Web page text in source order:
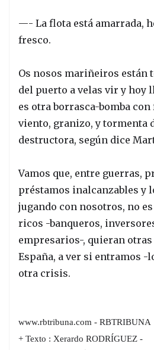
—- La flota está amarrada,
fresco.
Os nosos mariñeiros están
del puerto a velas vir y hoy
es otra borrasca-bomba
viento, granizo, y tormenta
destructora, según dice
Vamos que, entre guerras,
préstamos inalcanzables y
jugando con nosotros, no
ricos -banqueros,
empresarios-, quieran
España, a ver si entramos -
otra crisis.
www.rbtribuna.com - RBTRIBUNA
+ Texto : Xerardo RODRÍGUEZ -